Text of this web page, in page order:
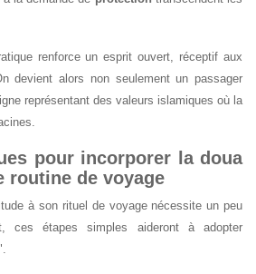
renforce un esprit ouvert, réceptif aux
devient alors non seulement un passager
représentant des valeurs islamiques où la
pour incorporer la doua
routine de voyage
à son rituel de voyage nécessite un peu
ces étapes simples aideront à adopter